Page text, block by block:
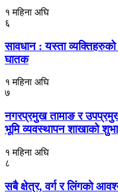
१ महिना अघि
६
सावधान : यस्ता
घातक
१ महिना अघि
७
नगरप्रमुख तामाङ र उपप्रमुख
भूमि व्यवस्थापन शाखाको
१ महिना अघि
८
सबै क्षेत्र, वर्ग र लिंगकाे